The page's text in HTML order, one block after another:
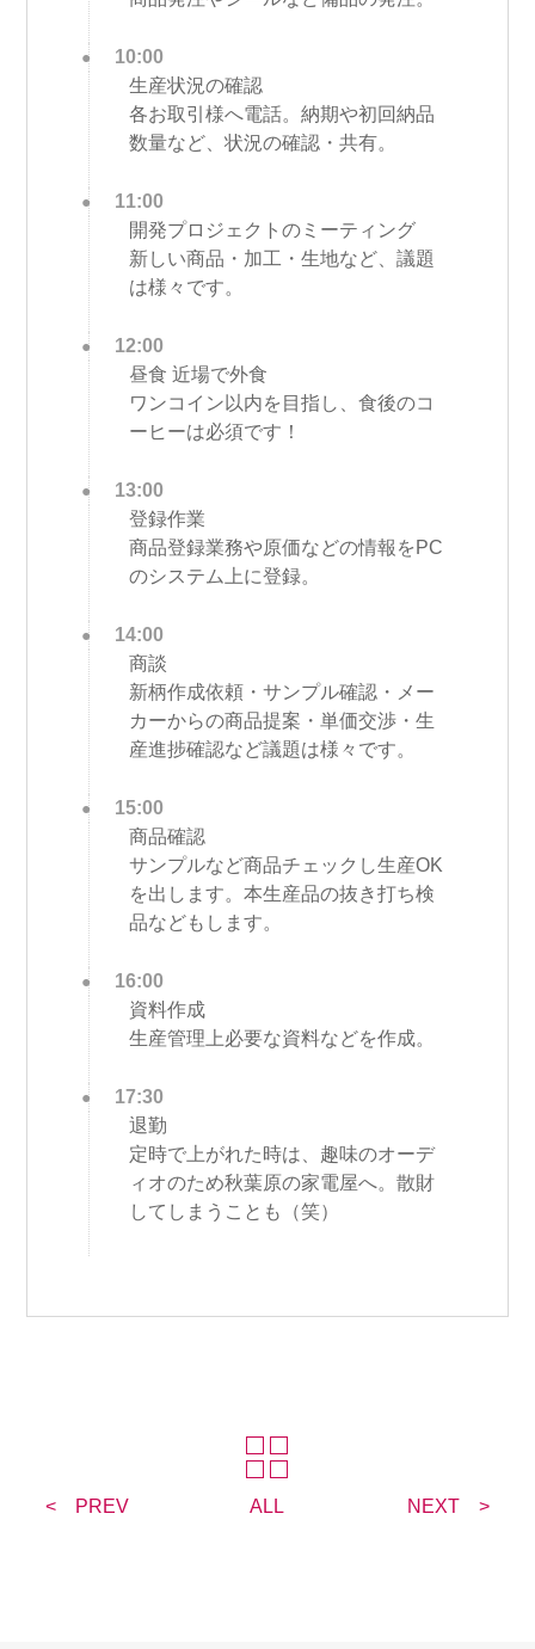
10:00
生産状況の確認
各お取引様へ電話。納期や初回納品
数量など、状況の確認・共有。
11:00
開発プロジェクトのミーティング
新しい商品・加工・生地など、議題
は様々です。
12:00
昼食 近場で外食
ワンコイン以内を目指し、食後のコ
ーヒーは必須です！
13:00
登録作業
商品登録業務や原価などの情報をPC
のシステム上に登録。
14:00
商談
新柄作成依頼・サンプル確認・メー
カーからの商品提案・単価交渉・生
産進捗確認など議題は様々です。
15:00
商品確認
サンプルなど商品チェックし生産OK
を出します。本生産品の抜き打ち検
品などもします。
16:00
資料作成
生産管理上必要な資料などを作成。
17:30
退勤
定時で上がれた時は、趣味のオーデ
ィオのため秋葉原の家電屋へ。散財
してしまうことも（笑）
PREV ALL NEXT